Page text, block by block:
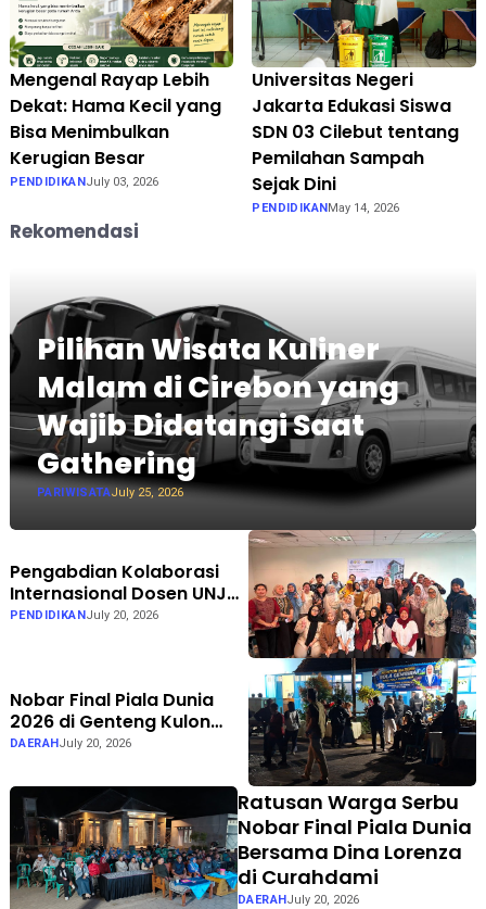
Mengenal Rayap Lebih
Dekat: Hama Kecil yang
Bisa Menimbulkan
Kerugian Besar
PENDIDIKANJuly 03, 2026
Universitas Negeri
Jakarta Edukasi Siswa
SDN 03 Cilebut tentang
Pemilahan Sampah
Sejak Dini
PENDIDIKANMay 14, 2026
Rekomendasi
Pilihan Wisata Kuliner
Malam di Cirebon yang
Wajib Didatangi Saat
Gathering
PARIWISATAJuly 25, 2026
Pengabdian Kolaborasi
Internasional Dosen UNJ
dan Curtin University
Konseling
PENDIDIKAN July 20, 2026
Nobar Final Piala Dunia
2026 di Genteng Kulon
Banyuwangi Berlangsung
Sport Bersama Anggota
DPR RI Dina Lorenza Audria
DAERAH July 20, 2026
Ratusan Warga Serbu
Nobar Final Piala Dunia
Bersama Dina Lorenza
di Curahdami
DAERAH July 20, 2026